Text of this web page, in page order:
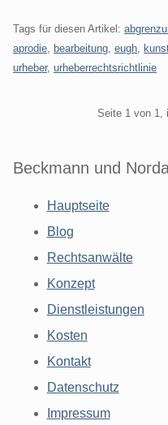
Tags für diesen Artikel:
aprodie
bearbeitung eugh
urheber, urheberrechtsrichtlinie
Seite 1 von 1,
Beckmann und
Hauptseite
Blog
Rechtsanwälte
Konzept
Dienstleistungen
Kosten
Kontakt
Datenschutz
Impressum